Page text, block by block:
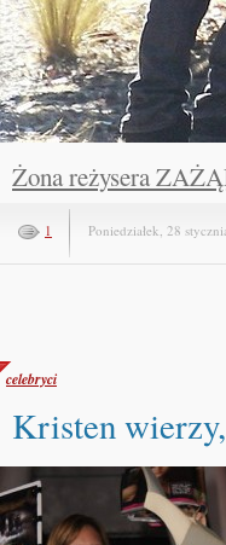
Żona reżysera
1 Poniedziałek, 28
celebryci
Kristen